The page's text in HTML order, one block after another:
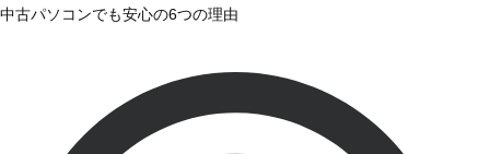
中古パソコンでも安心の6つの理由